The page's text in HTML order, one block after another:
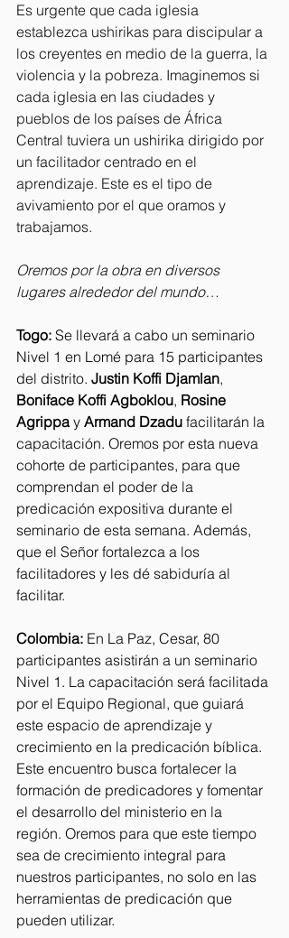
Es urgente que cada iglesia
establezca ushirikas para discipular a
los creyentes en medio de la guerra, la
violencia y la pobreza. Imaginemos si
cada iglesia en las ciudades y
pueblos de los países de África
Central tuviera un ushirika dirigido por
un facilitador centrado en el
aprendizaje. Este es el tipo de
avivamiento por el que oramos y
trabajamos.
Oremos por la obra en diversos
lugares alrededor del mundo…
Togo: Se llevará a cabo un seminario
Nivel 1 en Lomé para 15 participantes
del distrito. Justin Koffi Djamlan,
Boniface Koffi Agboklou, Rosine
Agrippa y Armand Dzadu facilitarán la
capacitación. Oremos por esta nueva
cohorte de participantes, para que
comprendan el poder de la
predicación expositiva durante el
seminario de esta semana. Además,
que el Señor fortalezca a los
facilitadores y les dé sabiduría al
facilitar.
Colombia: En La Paz, Cesar, 80
participantes asistirán a un seminario
Nivel 1. La capacitación será facilitada
por el Equipo Regional, que guiará
este espacio de aprendizaje y
crecimiento en la predicación bíblica.
Este encuentro busca fortalecer la
formación de predicadores y fomentar
el desarrollo del ministerio en la
región. Oremos para que este tiempo
sea de crecimiento integral para
nuestros participantes, no solo en las
herramientas de predicación que
pueden utilizar.